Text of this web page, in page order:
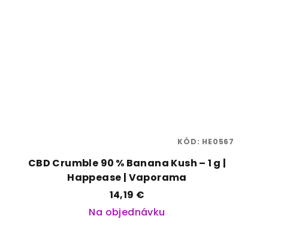
CBD Crumble 90 % Banana Kush – 1 g |
Happease | Vaporama
14,19 €
Na objednávku
KÓD: HE0567